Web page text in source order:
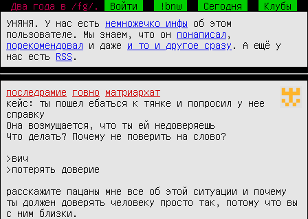
Два года в /fg/. Войти !bnw Сегодня
Клубы
УНЯНЯ. У нас есть немножечко инфы об этом
пользователе. Мы знаем, что он понаписал
порекомендовал и даже и то и другое сразу . А ещё у
нас есть RSS
последрамие говно
матриархат
кейс: ты пошел ебаться к тянке и попросил у нее
справку
Она возмущается, что ты ей недоверяешь
Что делать? Почему не поверить на слово?
>вич
>потерять доверие
расскажите пацаны мне все об этой ситуации и почему
ты должен доверять человеку просто так, потому что вы
с ним близки.